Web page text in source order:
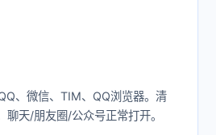
、微信、TIM、QQ浏览器。清
聊天/朋友圈/公众号正常打开。